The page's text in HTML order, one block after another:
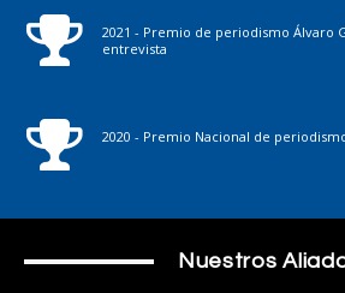
2021 - Premio de periodismo Álvaro
entrevista
2020 - Premio Nacional de
Nuestros